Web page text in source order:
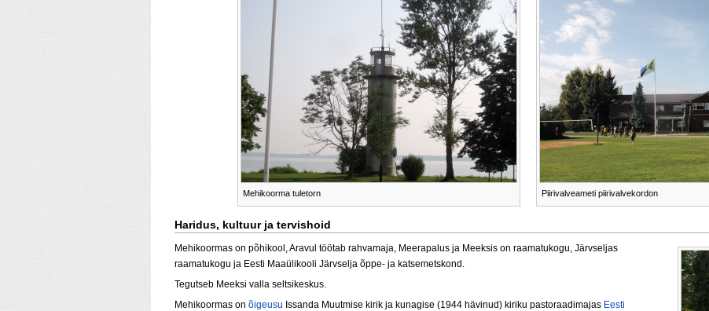
Mehikoorma tuletorn Piirivalveameti piirivalvekordon
Haridus, kultuur ja tervishoid
Mehikoormas on põhikool, Aravul töötab rahvamaja, Meerapalus ja Meeksis on raamatukogu, Järvseljas
raamatukogu ja Eesti Maaülikooli Järvselja õppe- ja katsemetskond.
Tegutseb Meeksi valla seltsikeskus.
Mehikoormas on õigeusu Issanda Muutmise kirik ja kunagise (1944 hävinud) kiriku pastoraadimajas Eesti